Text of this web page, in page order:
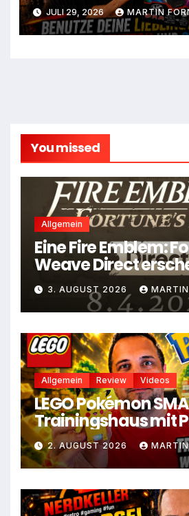
JULI 29, 2026 MARTIN
You missed
Allgemein
Eine Fire Emblem:
Weave Direct
August
3. AUGUST 2026
Allgemein Review Videos
LEGO Pokémon
Trainingshaus mit
2. AUGUST 2026